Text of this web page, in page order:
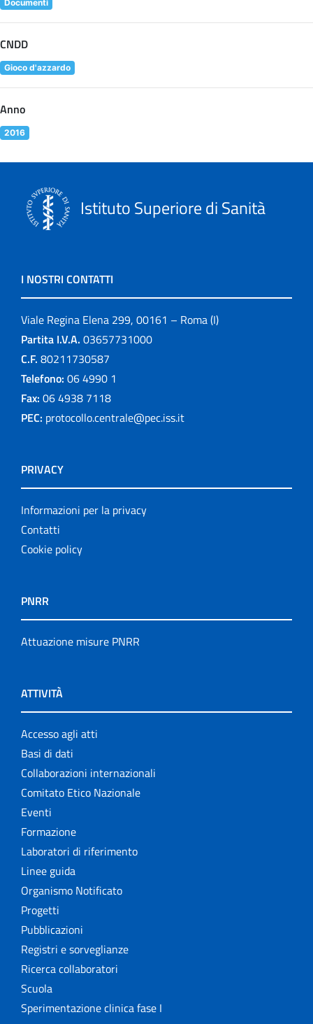
Documenti
CNDD
Gioco d'azzardo
Anno
2016
Istituto Superiore di Sanità
I NOSTRI CONTATTI
Viale Regina Elena 299, 00161 – Roma (I)
Partita I.V.A. 03657731000
C.F. 80211730587
Telefono: 06 4990 1
Fax: 06 4938 7118
PEC: protocollo.centrale@pec.iss.it
PRIVACY
Informazioni per la privacy
Contatti
Cookie policy
PNRR
Attuazione misure PNRR
ATTIVITÀ
Accesso agli atti
Basi di dati
Collaborazioni internazionali
Comitato Etico Nazionale
Eventi
Formazione
Laboratori di riferimento
Linee guida
Organismo Notificato
Progetti
Pubblicazioni
Registri e sorveglianze
Ricerca collaboratori
Scuola
Sperimentazione clinica fase I